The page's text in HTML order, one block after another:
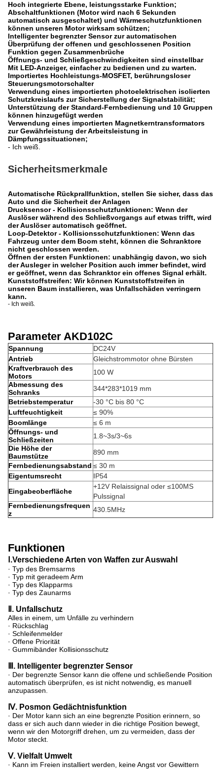
Hoch integrierte Ebene, leistungsstarke Funktion;
Abschaltfunktionen (Motor wird nach 6 Sekunden
automatisch ausgeschaltet) und Wärmeschutzfunktionen
können unseren Motor wirksam schützen;
Intelligenter begrenzter Sensor zur automatischen
Überprüfung der offenen und geschlossenen Position
Funktion gegen Zusammenbrüche
Öffnungs- und Schließgeschwindigkeiten sind einstellbar
Mit LED-Anzeiger, einfacher zu bedienen und zu warten.
Importiertes Hochleistungs-MOSFET, berührungsloser
Steuerungsmotorschalter
Verwendung eines importierten photoelektrischen isolierten
Schutzkreislaufs zur Sicherstellung der Signalstabilität;
Unterstützung der Standard-Fernbedienung und 10 Gruppen
können hinzugefügt werden
Verwendung eines importierten Magnetkerntransformators
zur Gewährleistung der Arbeitsleistung in
Dämpfungssituationen;
- Ich weiß.
Sicherheitsmerkmale
Automatische Rückprallfunktion, stellen Sie sicher, dass das
Auto und die Sicherheit der Anlagen
Drucksensor - Kollisionsschutzfunktionen: Wenn der
Auslöser während des Schließvorgangs auf etwas trifft, wird
der Auslöser automatisch geöffnet.
Loop-Detektor - Kollisionsschutzfunktionen: Wenn das
Fahrzeug unter dem Boom steht, können die Schranktore
nicht geschlossen werden.
Öffnen der ersten Funktionen: unabhängig davon, wo sich
der Ausleger in welcher Position auch immer befindet, wird
er geöffnet, wenn das Schranktor ein offenes Signal erhält.
Kunststoffstreifen: Wir können Kunststoffstreifen in
unseren Baum installieren, was Unfallschäden verringern
kann.
- Ich weiß.
Parameter AKD102C
Spannung
DC24V
Antrieb
Gleichstrommotor ohne Bürsten
Kraftverbrauch des
Motors
100 W
Abmessung des
Schranks
344*283*1019 mm
Betriebstemperatur
-30 °C bis 80 °C
Luftfeuchtigkeit
≤ 90%
Boomlänge
≤ 6 m
Öffnungs- und
Schließzeiten
1.8~3s/3~6s
Die Höhe der
Baumstütze
890 mm
Fernbedienungsabstand ≤ 30 m
Eigentumsrecht
IP54
Eingabeoberfläche
+12V Relaissignal oder ≤100MS
Pulssignal
Fernbedienungsfrequen
z
430.5MHz
Funktionen
Ⅰ.Verschiedene Arten von Waffen zur Auswahl
· Typ des Bremsarms
· Typ mit geradeem Arm
· Typ des Klapparms
· Typ des Zaunarms
Ⅱ. Unfallschutz
Alles in einem, um Unfälle zu verhindern
· Rückschlag
· Schleifenmelder
· Offene Priorität
· Gummibänder Kollisionsschutz
Ⅲ. Intelligenter begrenzter Sensor
· Der begrenzte Sensor kann die offene und schließende Position
automatisch überprüfen, es ist nicht notwendig, es manuell
anzupassen.
Ⅳ. Posmon Gedächtnisfunktion
· Der Motor kann sich an eine begrenzte Position erinnern, so
dass er sich auch dann wieder in die richtige Position bewegt,
wenn wir den Motorgriff drehen, um zu vermeiden, dass der
Motor steckt.
Ⅴ. Vielfalt Umwelt
· Kann im Freien installiert werden, keine Angst vor Gewittern